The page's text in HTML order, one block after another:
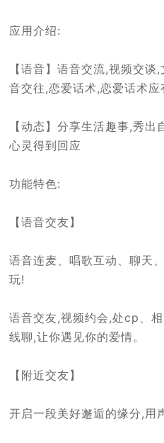
应用介绍:
【语音】语音交流,视频交
音交往,恋爱话术,恋爱话术应
【动态】分享生活趣事,秀
心灵得到回应
功能特色:
【语音交友】
语音连麦、唱歌互动、聊天
玩!
语音交友,视频约会,处cp、
线聊,让你遇见你的爱情。
【附近交友】
开启一段美好邂逅的缘分,用